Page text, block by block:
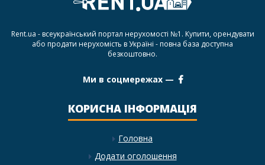
Rent.ua - всеукраїнський портал нерухомості №1. Купити, орендувати
або продати нерухомість в Україні - повна база доступна
безкоштовно.
Ми в соцмережах —
КОРИСНА ІНФОРМАЦІЯ
Головна
Додати оголошення